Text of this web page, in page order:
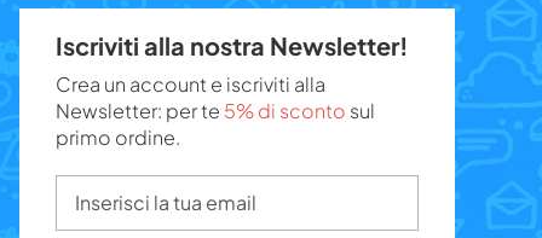
Iscriviti alla nostra Newsletter!
Crea un account e iscriviti alla
Newsletter: per te 5% di sconto sul
primo ordine.